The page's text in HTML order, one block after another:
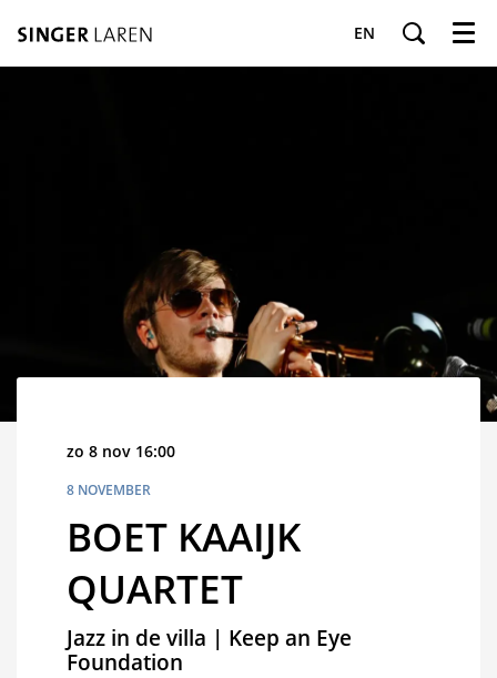
EN Menu
BOET KAAIJK
QUARTET
Jazz in de villa | Keep an Eye
Foundation
8 NOVEMBER
zo 8 nov 16:00